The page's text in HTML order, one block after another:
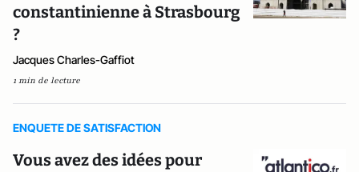
constantinienne à Strasbourg
?
Jacques Charles-Gaffiot
1 min de lecture
ENQUETE DE SATISFACTION
Vous avez des idées pour